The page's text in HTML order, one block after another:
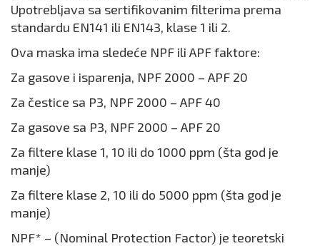
Upotrebljava sa sertifikovanim filterima prema
standardu EN141 ili EN143, klase 1 ili 2.
Ova maska ima sledeće NPF ili APF faktore:
Za gasove i isparenja, NPF 2000 – APF 20
Za čestice sa P3, NPF 2000 – APF 40
Za gasove sa P3, NPF 2000 – APF 20
Za filtere klase 1, 10 ili do 1000 ppm (šta god je
manje)
Za filtere klase 2, 10 ili do 5000 ppm (šta god je
manje)
NPF* – (Nominal Protection Factor) je teoretski